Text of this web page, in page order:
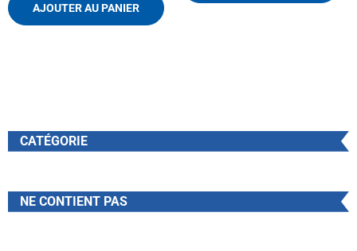
CATÉGORIE
NE CONTIENT PAS
AJOUTER AU PANIER